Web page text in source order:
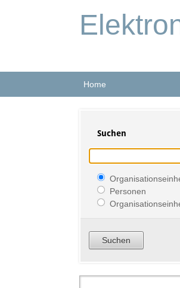
Home
Suchen
Personen